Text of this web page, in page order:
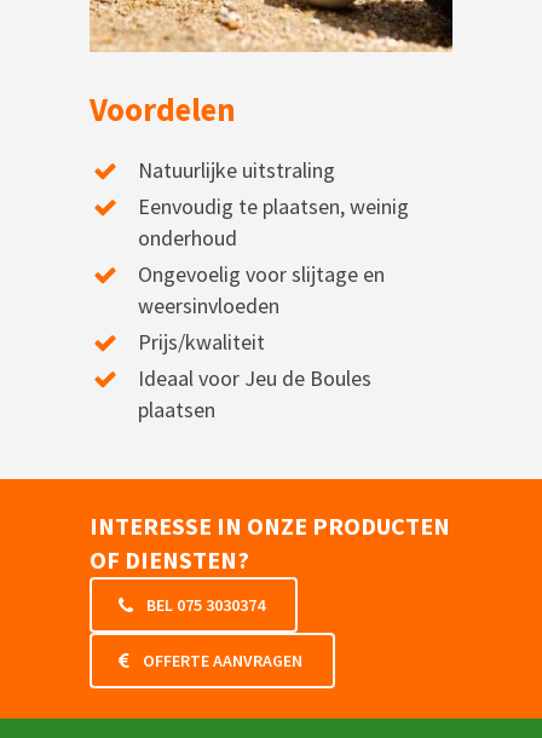
Voordelen
Natuurlijke uitstraling
Eenvoudig te plaatsen, weinig
onderhoud
Ongevoelig voor slijtage en
weersinvloeden
Prijs/kwaliteit
Ideaal voor Jeu de Boules
plaatsen
INTERESSE IN ONZE PRODUCTEN
OF DIENSTEN?
BEL 075 3030374
OFFERTE AANVRAGEN